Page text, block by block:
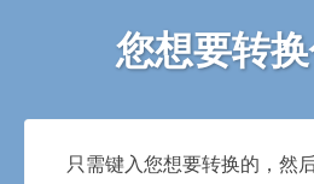
您想要转
只需键入您想要转换的，然